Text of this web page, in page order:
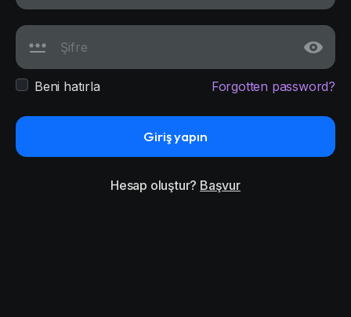
Beni hatırla Forgotten password?
Giriş yapın
Hesap oluştur? Başvur